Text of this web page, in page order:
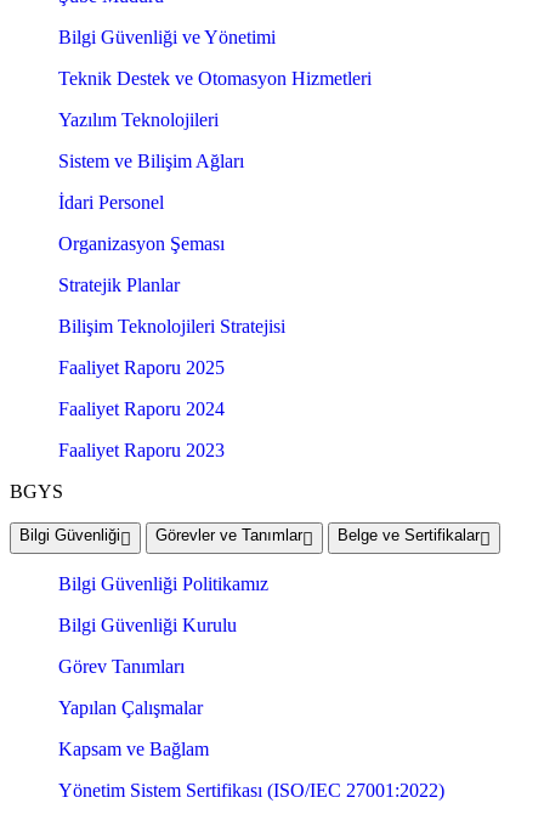
Bilgi Güvenliği ve Yönetimi
Teknik Destek ve Otomasyon Hizmetleri
Yazılım Teknolojileri
Sistem ve Bilişim Ağları
İdari Personel
Organizasyon Şeması
Stratejik Planlar
Bilişim Teknolojileri Stratejisi
Faaliyet Raporu 2025
Faaliyet Raporu 2024
Faaliyet Raporu 2023
BGYS
Bilgi Güvenliği Görevler ve Tanımlar Belge ve Sertifikalar
Bilgi Güvenliği Politikamız
Bilgi Güvenliği Kurulu
Görev Tanımları
Yapılan Çalışmalar
Kapsam ve Bağlam
Yönetim Sistem Sertifikası (ISO/IEC 27001:2022)